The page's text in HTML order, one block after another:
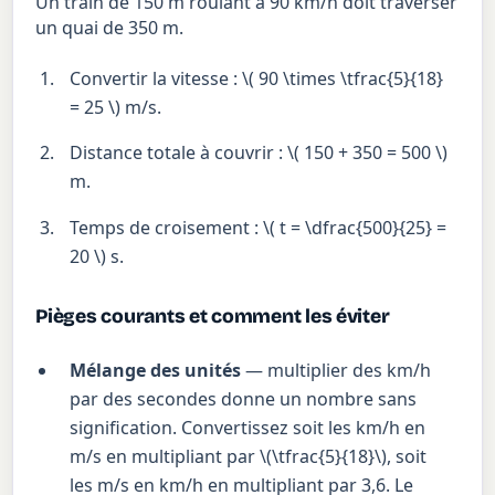
un quai de 350 m.
Convertir la vitesse : \( 90 \times \tfrac{5}{18}
= 25 \) m/s.
Distance totale à couvrir : \( 150 + 350 = 500 \)
m.
Temps de croisement : \( t = \dfrac{500}{25} =
20 \) s.
Pièges courants et comment les éviter
Mélange des unités— multiplier des km/h
par des secondes donne un nombre sans
signification. Convertissez soit les km/h en
m/s en multipliant par \(\tfrac{5}{18}\), soit
les m/s en km/h en multipliant par 3,6. Le